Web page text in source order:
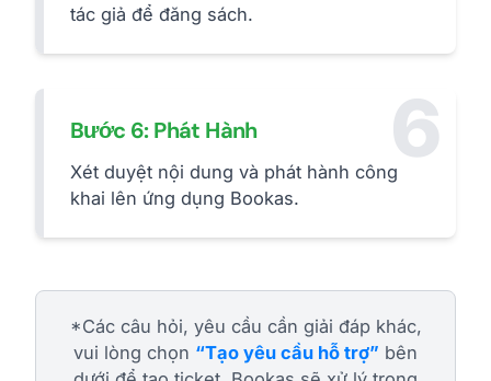
tác giả để đăng sách.
6
Bước 6: Phát Hành
Xét duyệt nội dung và phát hành công
khai lên ứng dụng Bookas.
*Các câu hỏi, yêu cầu cần giải đáp khác,
vui lòng chọn “Tạo yêu cầu hỗ trợ” bên